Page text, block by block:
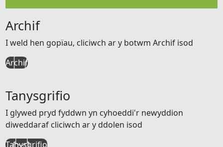
Archif
I weld hen gopïau, cliciwch ar y botwm Archif isod
Archif
Tanysgrifio
I glywed pryd fyddwn yn cyhoeddi'r newyddion
diweddaraf cliciwch ar y ddolen isod
Tanysgrifio